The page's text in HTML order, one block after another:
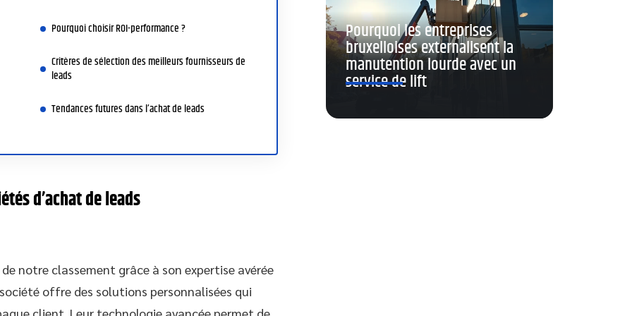
Pourquoi choisir ROI-performance ?
Critères de sélection des meilleurs fournisseurs de
leads
Tendances futures dans l’achat de leads
d’achat de leads
notre classement grâce à son expertise avérée
offre des solutions personnalisées qui
Pourquoi les entreprises
bruxelloises externalisent la
manutention lourde avec un
service de lift